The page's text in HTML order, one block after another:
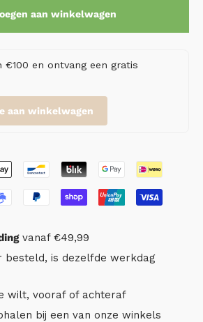
aan winkelwagen
€100 en ontvang een gratis
aan winkelwagen
vanaf €49,99
besteld, is dezelfde werkdag
wilt, vooraf of achteraf
bij een van onze winkels